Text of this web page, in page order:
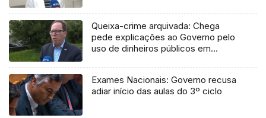
Queixa-crime arquivada: Chega
pede explicações ao Governo pelo
uso de dinheiros públicos em
Exames Nacionais: Governo recusa
adiar início das aulas do 3º ciclo